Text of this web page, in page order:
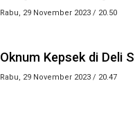
Rabu, 29 November 2023 / 20.50
Oknum Kepsek di Deli
Rabu, 29 November 2023 / 20.47